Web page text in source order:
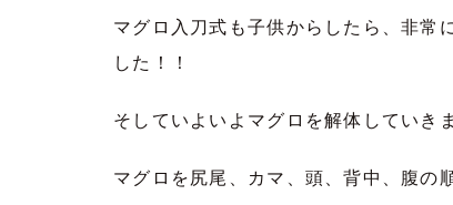
マグロ入刀式も子供からしたら、非常
した！！
そしていよいよマグロを解体していき
マグロを尻尾、カマ、頭、背中、腹の